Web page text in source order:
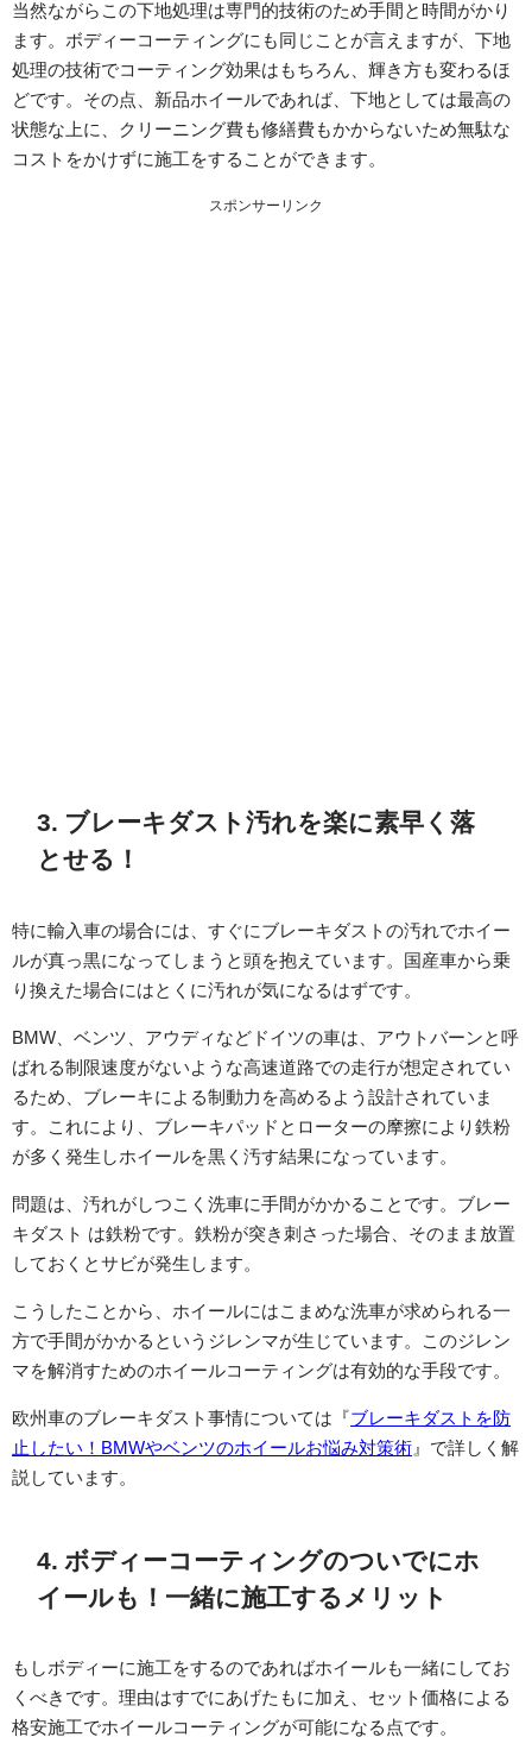
当然ながらこの下地処理は専門的技術のため手間と時間がかり
ます。ボディーコーティングにも同じことが言えますが、下地
処理の技術でコーティング効果はもちろん、輝き方も変わるほ
どです。その点、新品ホイールであれば、下地としては最高の
状態な上に、クリーニング費も修繕費もかからないため無駄な
コストをかけずに施工をすることができます。
スポンサーリンク
3. ブレーキダスト汚れを楽に素早く落
とせる！
特に輸入車の場合には、すぐにブレーキダストの汚れでホイー
ルが真っ黒になってしまうと頭を抱えています。国産車から乗
り換えた場合にはとくに汚れが気になるはずです。
BMW、ベンツ、アウディなどドイツの車は、アウトバーンと呼
ばれる制限速度がないような高速道路での走行が想定されてい
るため、ブレーキによる制動力を高めるよう設計されていま
す。これにより、ブレーキパッドとローターの摩擦により鉄粉
が多く発生しホイールを黒く汚す結果になっています。
問題は、汚れがしつこく洗車に手間がかかることです。ブレー
キダスト は鉄粉です。鉄粉が突き刺さった場合、そのまま放置
しておくとサビが発生します。
こうしたことから、ホイールにはこまめな洗車が求められる一
方で手間がかかるというジレンマが生じています。このジレン
マを解消すためのホイールコーティングは有効的な手段です。
欧州車のブレーキダスト事情については『ブレーキダストを防
止したい！ BMWやベンツのホイールお悩み対策術 』で詳しく解
説しています。
4. ボディーコーティングのついでにホ
イールも！一緒に施工するメリット
もしボディーに施工をするのであればホイールも一緒にしてお
くべきです。理由はすでにあげたもに加え、セット価格による
格安施工でホイールコーティングが可能になる点です。